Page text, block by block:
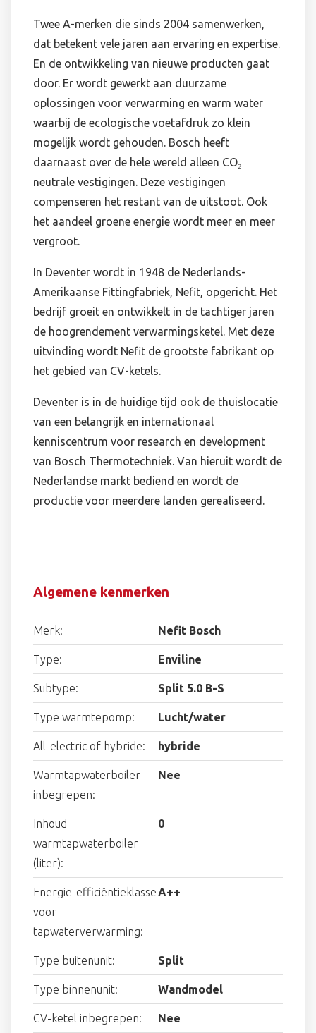
Twee A-merken die sinds 2004 samenwerken,
dat betekent vele jaren aan ervaring en expertise.
En de ontwikkeling van nieuwe producten gaat
door. Er wordt gewerkt aan duurzame
oplossingen voor verwarming en warm water
waarbij de ecologische voetafdruk zo klein
mogelijk wordt gehouden. Bosch heeft
daarnaast over de hele wereld alleen CO₂
neutrale vestigingen. Deze vestigingen
compenseren het restant van de uitstoot. Ook
het aandeel groene energie wordt meer en meer
vergroot.
In Deventer wordt in 1948 de Nederlands-
Amerikaanse Fittingfabriek, Nefit, opgericht. Het
bedrijf groeit en ontwikkelt in de tachtiger jaren
de hoogrendement verwarmingsketel. Met deze
uitvinding wordt Nefit de grootste fabrikant op
het gebied van CV-ketels.
Deventer is in de huidige tijd ook de thuislocatie
van een belangrijk en internationaal
kenniscentrum voor research en development
van Bosch Thermotechniek. Van hieruit wordt de
Nederlandse markt bediend en wordt de
productie voor meerdere landen gerealiseerd.
Algemene kenmerken
Merk: Nefit Bosch
Type: Enviline
Subtype: Split 5.0 B-S
Type warmtepomp: Lucht/water
All-electric of hybride: hybride
Warmtapwaterboiler
inbegrepen:
Nee
Inhoud
warmtapwaterboiler
(liter):
0
Energie-efficiëntieklasse
voor
tapwaterverwarming:
A++
Type buitenunit: Split
Type binnenunit: Wandmodel
CV-ketel inbegrepen: Nee